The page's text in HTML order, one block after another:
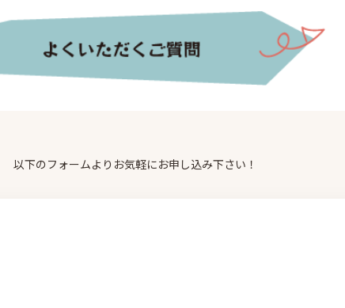
以下のフォームよりお気軽にお申し込み下さい！